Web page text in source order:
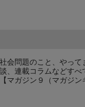
会問題のこと、やって
、連載コラムなどすべ
マガジン９（マガジン